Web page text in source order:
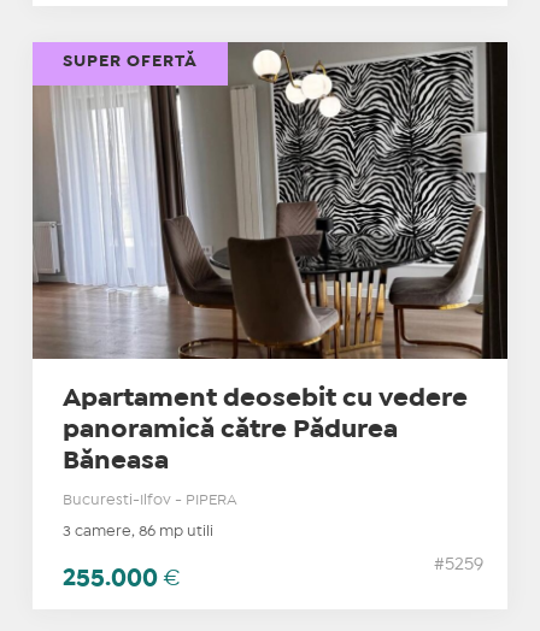
Apartament deosebit cu vedere
panoramică către Pădurea
Băneasa
Bucuresti-Ilfov - PIPERA
3 camere, 86 mp utili
255.000 €
#5259
SUPER OFERTĂ